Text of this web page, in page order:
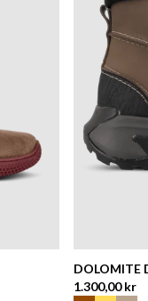
DOLOMITE
1.300,00 kr